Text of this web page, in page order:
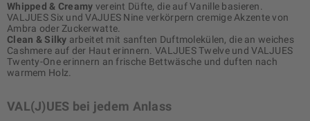
Whipped & Creamy vereint Düfte, die auf Vanille basieren.
VALJUES Six und VAJUES Nine verkörpern cremige Akzente von
Ambra oder Zuckerwatte.
Clean & Silky arbeitet mit sanften Duftmolekülen, die an weiches
Cashmere auf der Haut erinnern. VALJUES Twelve und VALJUES
Twenty-One erinnern an frische Bettwäsche und duften nach
warmem Holz.
VAL(J)UES bei jedem Anlass